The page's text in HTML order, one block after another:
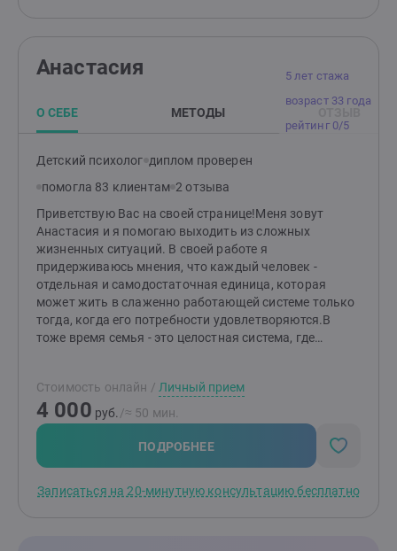
5 лет стажа
возраст 33 года
рейтинг 0/5
Анастасия
О СЕБЕ МЕТОДЫ
Детский психолог диплом проверен
помогла 83 клиентам 2 отзыва
Приветствую Вас на своей странице!Меня зовут
Анастасия и я помогаю выходить из сложных
жизненных ситуаций. В своей работе я
придерживаюсь мнения, что каждый человек -
отдельная и самодостаточная единица, которая
может жить в слаженно работающей системе только
тогда, когда его потребности удовлетворяются.В
тоже время семья - это целостная система, где
индивидуальные консультации. Работаю как с
семейными запросами, так и личностными.Таким
образом наша работа будет направлена на
выстраивание вашей индивидуальности и при
необходимости настройку вашей семейной системы.
Стоимость онлайн / Личный прием
4 000 руб. /≈ 50 мин.
ПОДРОБНЕЕ
Записаться на 20-минутную консультацию бесплатно